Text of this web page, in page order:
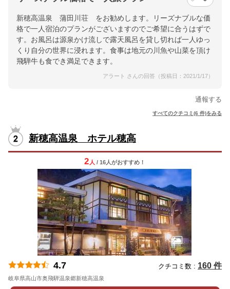
新穂高温泉 蒲田川荘 をお勧めします。リーズナブルな価
格で一人宿泊のプランがございますのでご希望に合うはずで
す。お風呂は源泉かけ流しで露天風呂を貸し切れば一人ゆっ
くり自分の世界に浸れます。食事は地元の川魚や山菜を頂け
飛騨牛も食でき満足できます。
アラート さんの回答（投稿日：2021/1/17）
通報する
すべてのクチコミ(6 件)をみる
新穂高温泉 ホテル穂高
2 人 / 16人がおすすめ！
4.7 クチコミ数 : 160 件
岐阜県高山市奥飛騨温泉郷新穂高温泉